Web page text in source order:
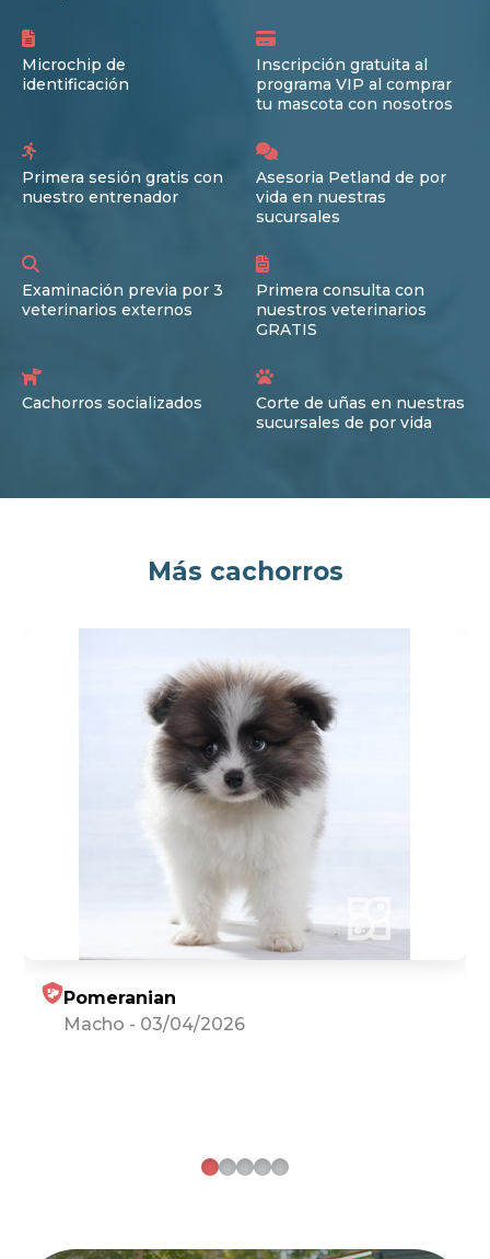
Microchip de
identificación
Inscripción gratuita al
programa VIP al comprar
tu mascota con nosotros
Primera sesión gratis con
nuestro entrenador
Asesoria Petland de por
vida en nuestras
sucursales
Examinación previa por 3
veterinarios externos
Primera consulta con
nuestros veterinarios
GRATIS
Cachorros socializados
Corte de uñas en nuestras
sucursales de por vida
Más cachorros
Pomeranian
Macho - 03/04/2026